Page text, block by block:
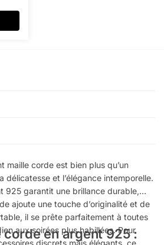
maille corde est bien plus qu’un
délicatesse et l’élégance intemporelle.
925 garantit une brillance durable,
ajoute une touche d’originalité et de
il se prête parfaitement à toutes
aux soirées plus habillées. Pour
en argent 925 :